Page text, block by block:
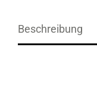
Beschreibung